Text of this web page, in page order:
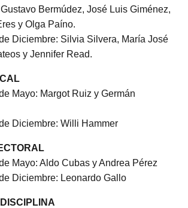
Bermúdez, José Luis Giménez,
y Olga Paíno.
Diciembre: Silvia Silvera, María José
y Jennifer Read.
Mayo: Margot Ruiz y Germán
Diciembre: Willi Hammer
Mayo: Aldo Cubas y Andrea Pérez
Diciembre: Leonardo Gallo